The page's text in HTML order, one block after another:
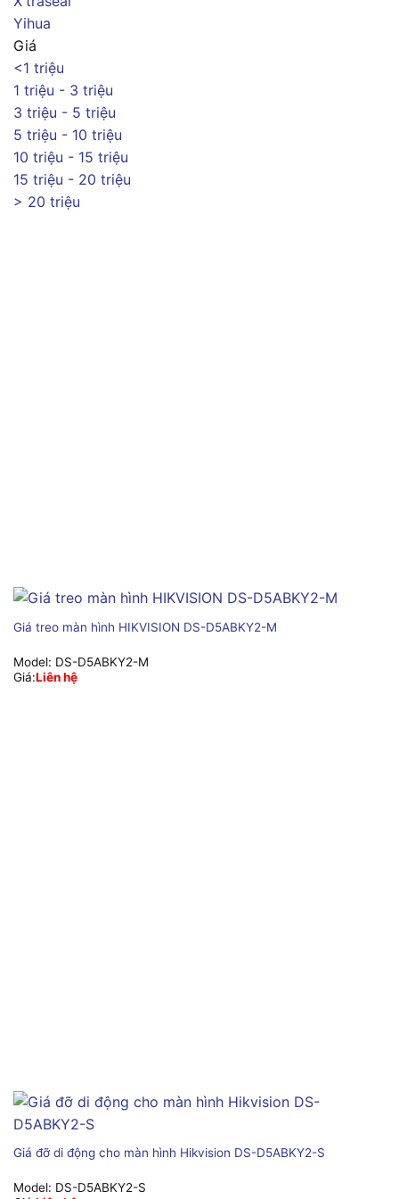
Yihua
Giá
<1 triệu
1 triệu - 3 triệu
3 triệu - 5 triệu
5 triệu - 10 triệu
10 triệu - 15 triệu
15 triệu - 20 triệu
> 20 triệu
Giá treo màn hình HIKVISION DS-D5ABKY2-M
Model: DS-D5ABKY2-M
Giá:Liên hệ
Giá đỡ di động cho màn hình Hikvision DS-D5ABKY2-S
Model: DS-D5ABKY2-S